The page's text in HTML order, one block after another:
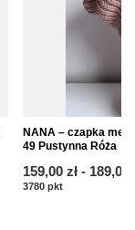
NANA – czapka
49 Pustynna Róża
od
159,00 zł - do
189,00
3780 pkt